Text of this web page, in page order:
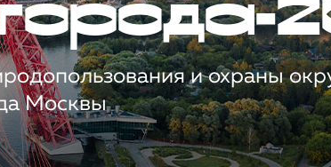
города-
и охраны
Москвы